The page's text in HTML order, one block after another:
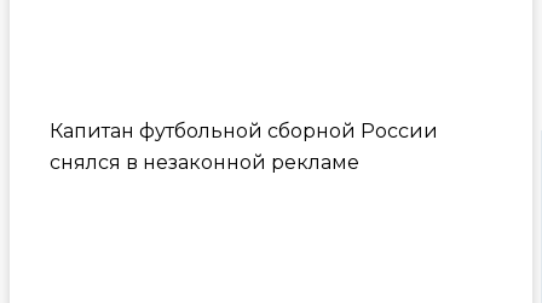
Капитан футбольной сборной России
снялся в незаконной рекламе